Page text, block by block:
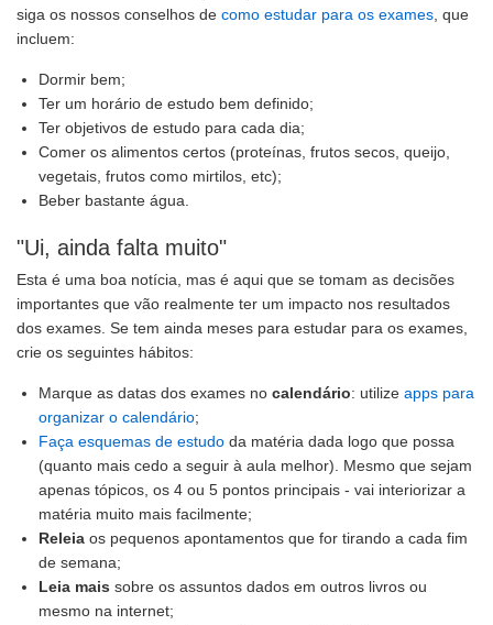
siga os nossos conselhos de como estudar para os exames , que
incluem:
Dormir bem;
Ter um horário de estudo bem definido;
Ter objetivos de estudo para cada dia;
Comer os alimentos certos (proteínas, frutos secos, queijo,
vegetais, frutos como mirtilos, etc);
Beber bastante água.
"Ui, ainda falta muito"
Esta é uma boa notícia, mas é aqui que se tomam as decisões
importantes que vão realmente ter um impacto nos resultados
dos exames. Se tem ainda meses para estudar para os exames,
crie os seguintes hábitos:
Marque as datas dos exames no calendário: utilize apps para
organizar o calendário;
Faça esquemas de estudo da matéria dada logo que possa
(quanto mais cedo a seguir à aula melhor). Mesmo que sejam
apenas tópicos, os 4 ou 5 pontos principais - vai interiorizar a
matéria muito mais facilmente;
Releia os pequenos apontamentos que for tirando a cada fim
de semana;
Leia mais sobre os assuntos dados em outros livros ou
mesmo na internet;